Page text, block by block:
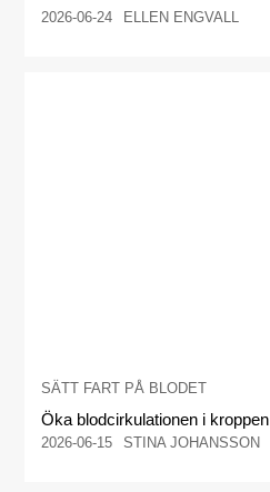
2026-06-24 ELLEN ENGVALL
SÄTT FART PÅ BLODET
Öka blodcirkulationen i
2026-06-15 STINA JOHANSSON